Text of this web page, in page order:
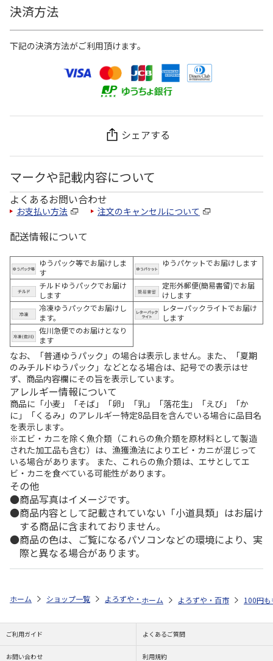
決済方法
下記の決済方法がご利用頂けます。
シェアする
マークや記載内容について
よくあるお問い合わせ
お支払い方法 注文のキャンセルについて
配送情報について
ゆうパック等でお届けしま
す
ゆうパケットでお届けします
チルドゆうパックでお届け
します
定形外郵便(簡易書留)でお届
けします
冷凍ゆうパックでお届けし
ます。
レターパックライトでお届け
します
佐川急便でのお届けとなり
ます
なお、「普通ゆうパック」の場合は表示しません。また、「夏期
のみチルドゆうパック」などとなる場合は、記号での表示はせ
ず、商品内容欄にその旨を表示しています。
アレルギー情報について
商品に「小麦」「そば」「卵」「乳」「落花生」「えび」「か
に」「くるみ」のアレルギー特定8品目を含んでいる場合に品目名
を表示します。
※エビ・カニを除く魚介類（これらの魚介類を原材料として製造
された加工品も含む）は、漁獲漁法によりエビ・カニが混じって
いる場合があります。 また、これらの魚介類は、エサとしてエ
ビ・カニを食べている可能性があります。
その他
商品写真はイメージです。
商品内容として記載されていない「小道具類」はお届け
する商品に含まれておりません。
商品の色は、ご覧になるパソコンなどの環境により、実
際と異なる場合があります。
ホーム ショップ一覧 よろずや・百市 ぷち袋 パロディ（指定不可）
ホーム よろずや・百市 100円
ご利用ガイド よくあるご質問
お問い合わせ 利用規約